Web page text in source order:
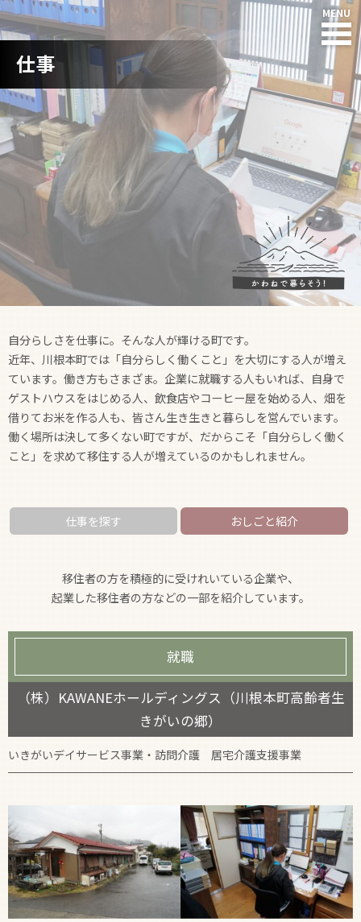
NEWS
川根本町って?
川根の人たち
住まい
暮らし
支援制度
仕事
自分らしさを仕事に。そんな人が輝ける町です。
近年、川根本町では「自分らしく働くこと」を大切にする人が増え
ています。働き方もさまざま。企業に就職する人もいれば、自身で
ゲストハウスをはじめる人、飲食店やコーヒー屋を始める人、畑を
借りてお米を作る人も、皆さん生き生きと暮らしを営んでいます。
働く場所は決して多くない町ですが、だからこそ「自分らしく働く
こと」を求めて移住する人が増えているのかもしれません。
仕事を探す おしごと紹介
移住者の方を積極的に受けれいている企業や、
起業した移住者の方などの一部を紹介しています。
就職
（株）KAWANEホールディングス（川根本町高齢者生
きがいの郷）
いきがいデイサービス事業・訪問介護 居宅介護支援事業